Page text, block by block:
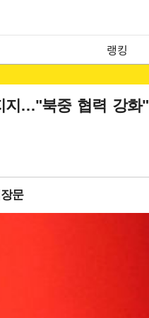
랭킹
지…"북중 협력 강화"
문